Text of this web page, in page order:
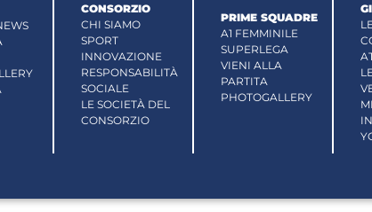
CONSORZIO
CHI SIAMO
SPORT
INNOVAZIONE
RESPONSABILITÀ
SOCIALE
LE SOCIETÀ DEL
CONSORZIO
PRIME SQUADRE
A1 FEMMINILE
SUPERLEGA
VIENI ALLA
PARTITA
PHOTOGALLERY